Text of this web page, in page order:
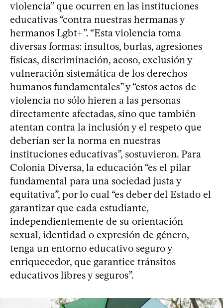
violencia” que ocurren en las instituciones
educativas “contra nuestras hermanas y
hermanos Lgbt+”. “Esta violencia toma
diversas formas: insultos, burlas, agresiones
físicas, discriminación, acoso, exclusión y
vulneración sistemática de los derechos
humanos fundamentales” y “estos actos de
violencia no sólo hieren a las personas
directamente afectadas, sino que también
atentan contra la inclusión y el respeto que
deberían ser la norma en nuestras
instituciones educativas”, sostuvieron. Para
Colonia Diversa, la educación “es el pilar
fundamental para una sociedad justa y
equitativa”, por lo cual “es deber del Estado el
garantizar que cada estudiante,
independientemente de su orientación
sexual, identidad o expresión de género,
tenga un entorno educativo seguro y
enriquecedor, que garantice tránsitos
educativos libres y seguros”.